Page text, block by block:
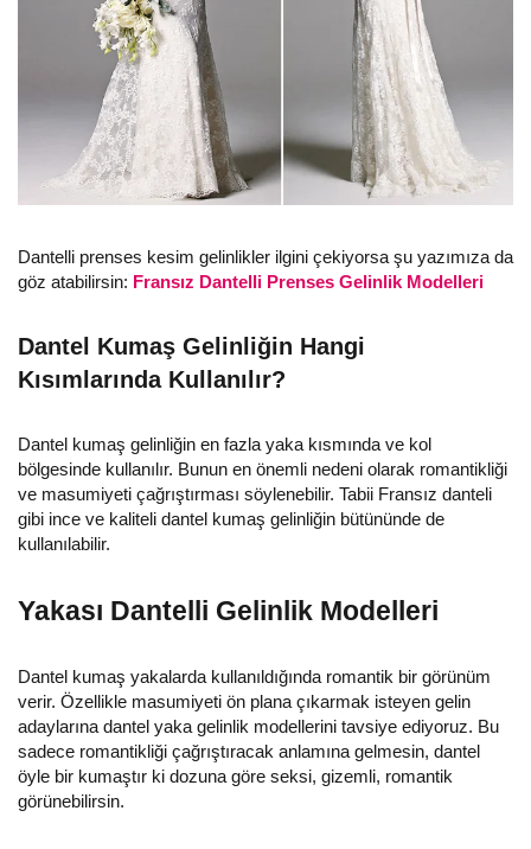
Dantelli prenses kesim gelinlikler ilgini çekiyorsa şu yazımıza da
göz atabilirsin: Fransız Dantelli Prenses Gelinlik Modelleri
Dantel Kumaş Gelinliğin Hangi
Kısımlarında Kullanılır?
Dantel kumaş gelinliğin en fazla yaka kısmında ve kol
bölgesinde kullanılır. Bunun en önemli nedeni olarak romantikliği
ve masumiyeti çağrıştırması söylenebilir. Tabii Fransız danteli
gibi ince ve kaliteli dantel kumaş gelinliğin bütününde de
kullanılabilir.
Yakası Dantelli Gelinlik Modelleri
Dantel kumaş yakalarda kullanıldığında romantik bir görünüm
verir. Özellikle masumiyeti ön plana çıkarmak isteyen gelin
adaylarına dantel yaka gelinlik modellerini tavsiye ediyoruz. Bu
sadece romantikliği çağrıştıracak anlamına gelmesin, dantel
öyle bir kumaştır ki dozuna göre seksi, gizemli, romantik
görünebilirsin.